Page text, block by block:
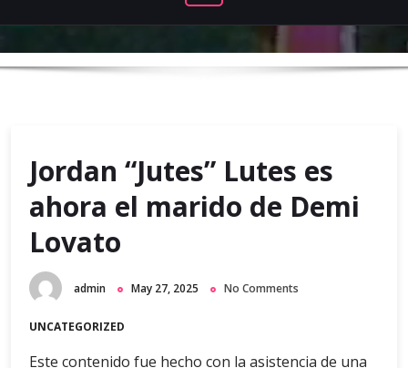
Jordan “Jutes” Lutes es
ahora el marido de Demi
Lovato
admin May 27, 2025 No Comments
UNCATEGORIZED
Este contenido fue hecho con la asistencia de una